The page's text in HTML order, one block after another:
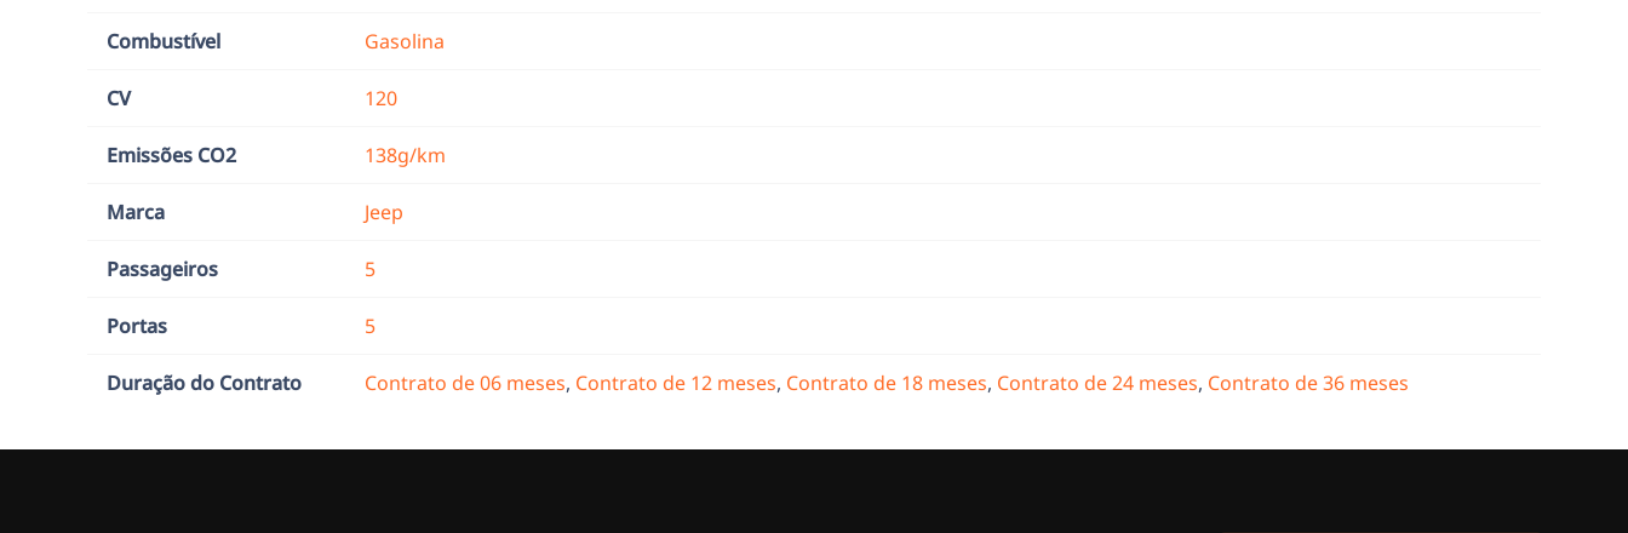
Combustível Gasolina
CV 120
Emissões CO2 138g/km
Marca Jeep
Passageiros 5
Portas 5
Duração do Contrato Contrato de 06 meses, Contrato de 12 meses, Contrato de 18 meses, Contrato de 24 meses, Contrato de 36 meses